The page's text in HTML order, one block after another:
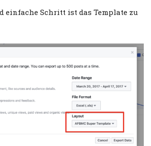
einfache Schritt ist das Template zu